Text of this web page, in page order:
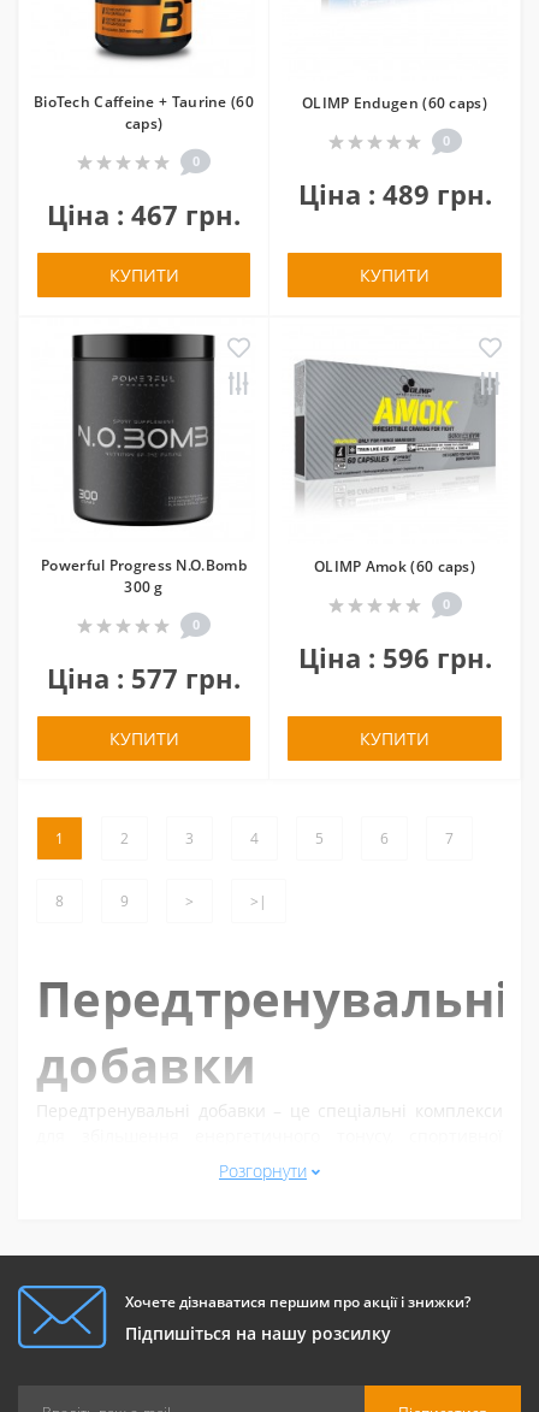
BioTech Caffeine + Taurine (60
caps)
0
Ціна : 467 грн.
КУПИТИ
OLIMP Endugen (60 caps)
0
Ціна : 489 грн.
КУПИТИ
Powerful Progress N.O.Bomb
300 g
0
Ціна : 577 грн.
КУПИТИ
OLIMP Amok (60 caps)
0
Ціна : 596 грн.
КУПИТИ
1 2 3 4 5 6 7
8 9 > >|
Передтренувальні
добавки
Передтренувальні добавки – це спеціальні комплекси
витривалості та взагалі підвищення тренувальної
інтенсивності. Вони дозволяють покращити результат
Переваги передтренувальних
добавок
Передтренувальні добавки містять компоненти, які
Розгорнути
Хочете дізнаватися першим про акції і знижки?
Підпишіться на нашу розсилку